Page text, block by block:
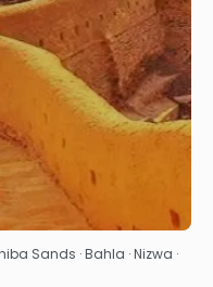
Sands · Bahla · Nizwa ·